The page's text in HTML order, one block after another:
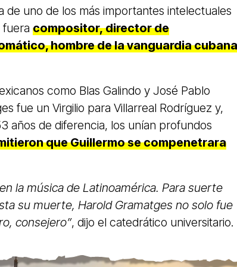
de uno de los más importantes intelectuales
fuera compositor, director de
hombre de la vanguardia cubana
como Blas Galindo y José Pablo
fue un Virgilio para Villarreal Rodríguez y,
años de diferencia, los unían profundos
que Guillermo se compenetrara
la música de Latinoamérica. Para suerte
su muerte, Harold Gramatges no solo fue
consejero”, dijo el catedrático